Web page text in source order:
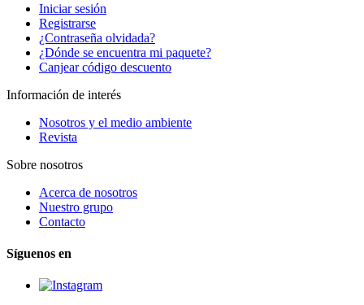
Iniciar sesión
Registrarse
¿Contraseña olvidada?
¿Dónde se encuentra mi paquete?
Canjear código descuento
Información de interés
Nosotros y el medio ambiente
Revista
Sobre nosotros
Acerca de nosotros
Nuestro grupo
Contacto
Síguenos en